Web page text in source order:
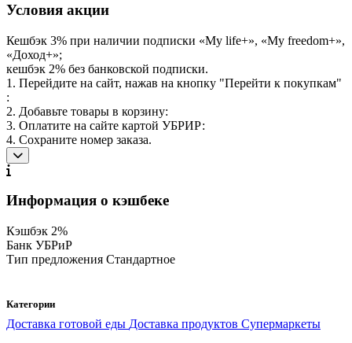
Условия акции
Кешбэк 3% при наличии подписки «My life+», «Му freedom+»,
«Доход+»;
кешбэк 2% без банковской подписки.
1. Перейдите на сайт, нажав на кнопку "Перейти к покупкам"
:
2. Добавьте товары в корзину:
3. Оплатите на сайте картой УБРИР:
4. Сохраните номер заказа.
Информация о кэшбеке
Кэшбэк 2%
Банк УБРиР
Тип предложения Стандартное
Категории
Доставка готовой еды Доставка продуктов Супермаркеты